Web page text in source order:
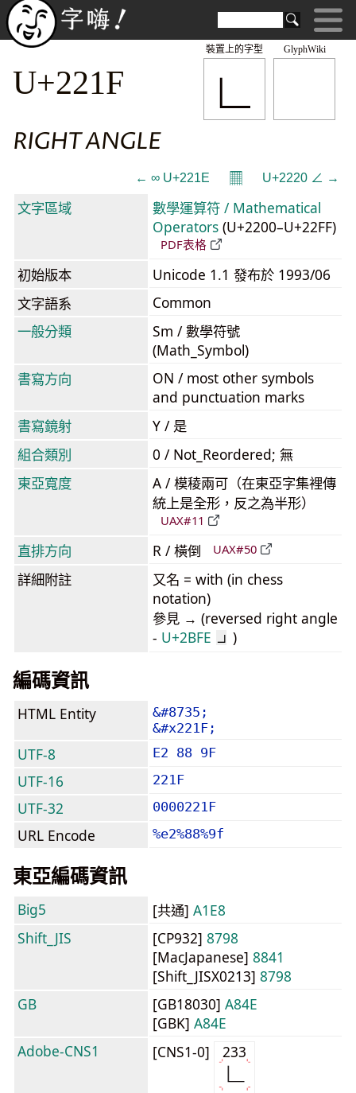
GlyphWiki
∟
裝置上的字型
U+221F
RIGHT ANGLE
← ∞ U+221E 𝄜 U+2220 ∠ →
文字區域
數學運算符 / Mathematical
Operators (U+2200–U+22FF)
PDF表格
初始版本
Unicode 1.1 發布於 1993/06
文字語系
Common
一般分類
Sm / 數學符號
(Math_Symbol)
書寫方向
ON / most other symbols
and punctuation marks
書寫鏡射
Y / 是
組合類別
0 / Not_Reordered; 無
東亞寬度
A / 模稜兩可（在東亞字集裡傳
統上是全形，反之為半形）
UAX#11
直排方向 R / 橫倒 UAX#50
詳細附註
又名 = with (in chess
notation)
參見 → (reversed right angle
- U+2BFE ⯾ )
編碼資訊
HTML Entity
&#8735;
&#x221F;
UTF-8 E2 88 9F
UTF-16 221F
UTF-32 0000221F
URL Encode %e2%88%9f
東亞編碼資訊
Big5 [共通] A1E8
Shift_JIS
[CP932] 8798
[MacJapanese] 8841
[Shift_JISX0213] 8798
GB
[GB18030] A84E
[GBK] A84E
Adobe-CNS1
[CNS1-0] 233